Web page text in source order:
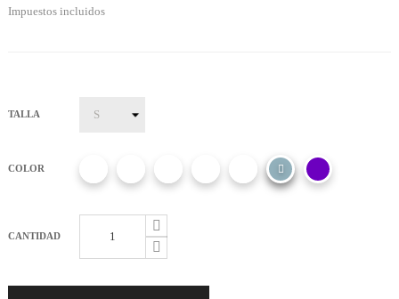
Impuestos incluidos
TALLA
COLOR
CANTIDAD